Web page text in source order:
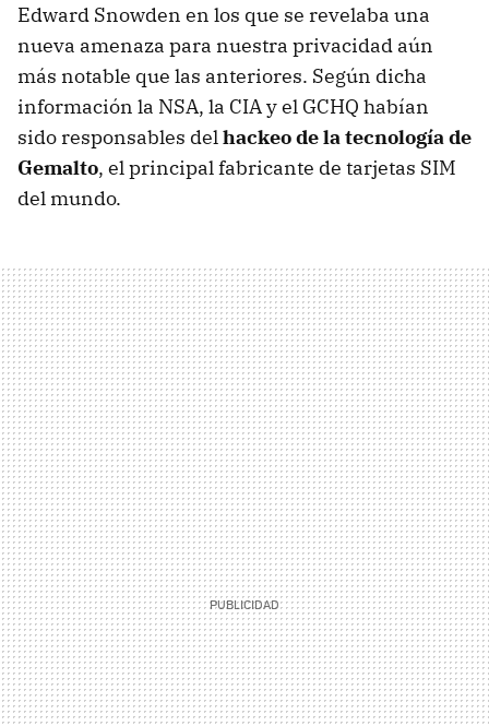
Edward Snowden en los que se revelaba una
nueva amenaza para nuestra privacidad aún
más notable que las anteriores. Según dicha
información la NSA, la CIA y el GCHQ habían
sido responsables delhackeo de la tecnología de
Gemalto, el principal fabricante de tarjetas SIM
del mundo.